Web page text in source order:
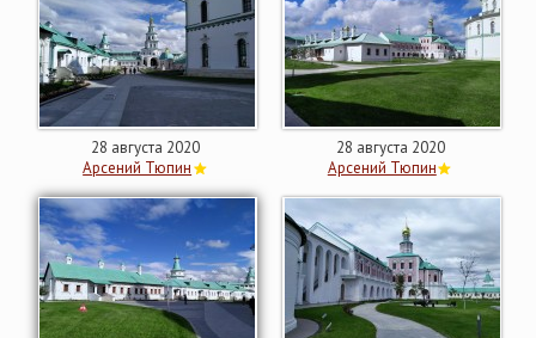
28 августа 2020
Арсений Тюпин
28 августа 2020
Арсений Тюпин